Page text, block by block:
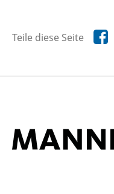
Teile diese Seite